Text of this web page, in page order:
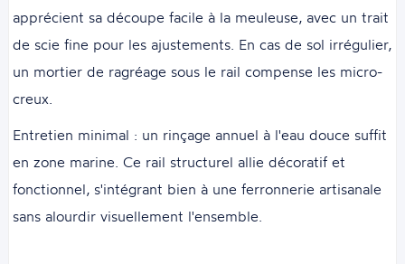
apprécient sa découpe facile à la meuleuse, avec un trait
de scie fine pour les ajustements. En cas de sol irrégulier,
un mortier de ragréage sous le rail compense les micro-
creux.
Entretien minimal : un rinçage annuel à l'eau douce suffit
en zone marine. Ce rail structurel allie décoratif et
fonctionnel, s'intégrant bien à une ferronnerie artisanale
sans alourdir visuellement l'ensemble.